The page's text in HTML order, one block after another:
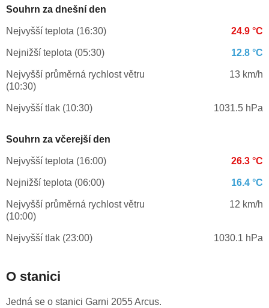
Souhrn za dnešní den
Nejvyšší teplota (16:30) 24.9 °C
Nejnižší teplota (05:30) 12.8 °C
Nejvyšší průměrná rychlost větru
(10:30)
13 km/h
Nejvyšší tlak (10:30) 1031.5 hPa
Souhrn za včerejší den
Nejvyšší teplota (16:00) 26.3 °C
Nejnižší teplota (06:00) 16.4 °C
Nejvyšší průměrná rychlost větru
(10:00)
12 km/h
Nejvyšší tlak (23:00) 1030.1 hPa
O stanici
Jedná se o stanici Garni 2055 Arcus.